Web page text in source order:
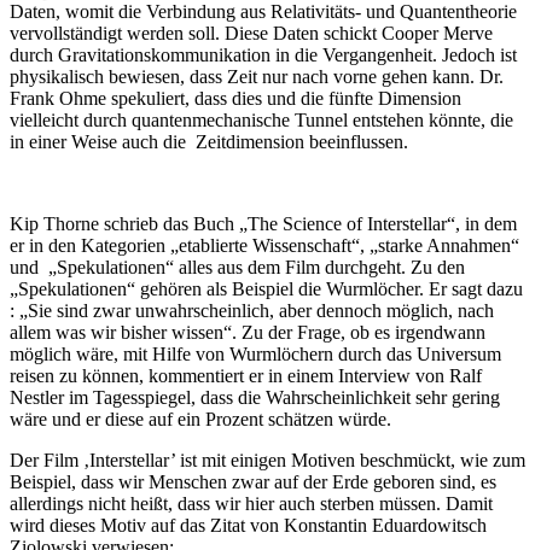
Daten, womit die Verbindung aus Relativitäts- und Quantentheorie
vervollständigt werden soll. Diese Daten schickt Cooper Merve
durch Gravitationskommunikation in die Vergangenheit. Jedoch ist
physikalisch bewiesen, dass Zeit nur nach vorne gehen kann. Dr.
Frank Ohme spekuliert, dass dies und die fünfte Dimension
vielleicht durch quantenmechanische Tunnel entstehen könnte, die
in einer Weise auch die Zeitdimension beeinflussen.
Kip Thorne schrieb das Buch „The Science of Interstellar“, in dem
er in den Kategorien „etablierte Wissenschaft“, „starke Annahmen“
und „Spekulationen“ alles aus dem Film durchgeht. Zu den
„Spekulationen“ gehören als Beispiel die Wurmlöcher. Er sagt dazu
: „Sie sind zwar unwahrscheinlich, aber dennoch möglich, nach
allem was wir bisher wissen“. Zu der Frage, ob es irgendwann
möglich wäre, mit Hilfe von Wurmlöchern durch das Universum
reisen zu können, kommentiert er in einem Interview von Ralf
Nestler im Tagesspiegel, dass die Wahrscheinlichkeit sehr gering
wäre und er diese auf ein Prozent schätzen würde.
Der Film ‚Interstellar’ ist mit einigen Motiven beschmückt, wie zum
Beispiel, dass wir Menschen zwar auf der Erde geboren sind, es
allerdings nicht heißt, dass wir hier auch sterben müssen. Damit
wird dieses Motiv auf das Zitat von Konstantin Eduardowitsch